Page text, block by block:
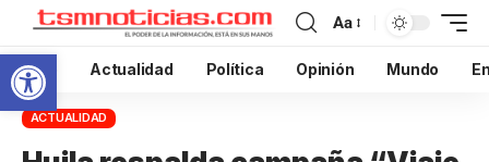
Abrir barra de herramientas
Aa
Inicio Actualidad Política Opinión Mundo
ACTUALIDAD